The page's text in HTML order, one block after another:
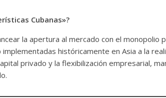
Cubanas»?
la apertura al mercado con el monopolio
históricamente en Asia a la
privado y la flexibilización empresarial,